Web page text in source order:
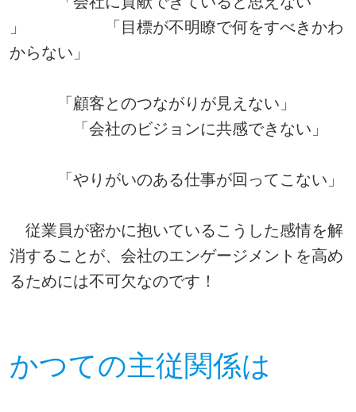
」 「目標が不明瞭で何をすべきかわ
からない」
「顧客とのつながりが見えない」
「会社のビジョンに共感できない」
「やりがいのある仕事が回ってこない」
従業員が密かに抱いているこうした感情を解
消することが、会社のエンゲージメントを高め
るためには不可欠なのです！
かつての主従関係は